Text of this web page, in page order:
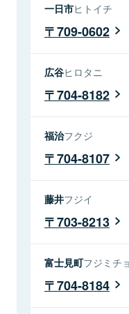
一日市ヒトイチ
709-0602
広谷ヒロタニ
704-8182
福治フクジ
704-8107
藤井フジイ
703-8213
富士見町フジミチ
704-8184